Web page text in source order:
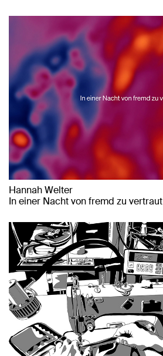
Hannah Welter
In einer Nacht von fremd zu vertraut